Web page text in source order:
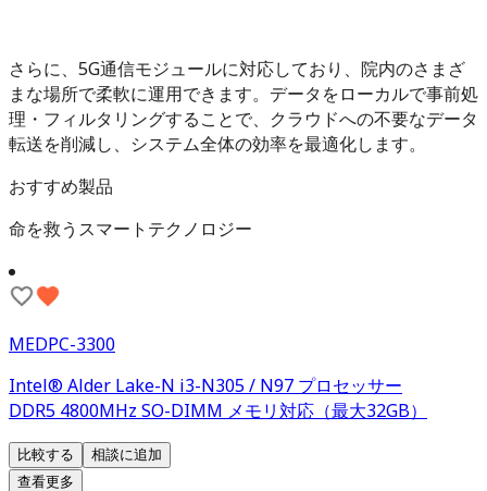
さらに、5G通信モジュールに対応しており、院内のさまざ
まな場所で柔軟に運用できます。データをローカルで事前処
理・フィルタリングすることで、クラウドへの不要なデータ
転送を削減し、システム全体の効率を最適化します。
おすすめ製品
命を救うスマートテクノロジー
MEDPC-3300
Intel® Alder Lake-N i3-N305 / N97 プロセッサー
DDR5 4800MHz SO-DIMM メモリ対応（最大32GB）
比較する
相談に追加
查看更多